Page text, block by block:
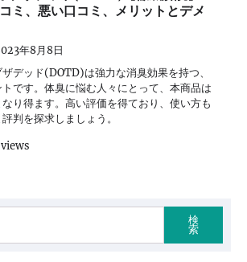
ミ、悪い口コミ、メリットとデメ
年8月8日
デッド(DOTD)は強力な消臭効果を持つ、
です。体臭に悩む人々にとって、本商品は
り得ます。高い評価を得ており、使い方も
判を探求しましょう。
検
索